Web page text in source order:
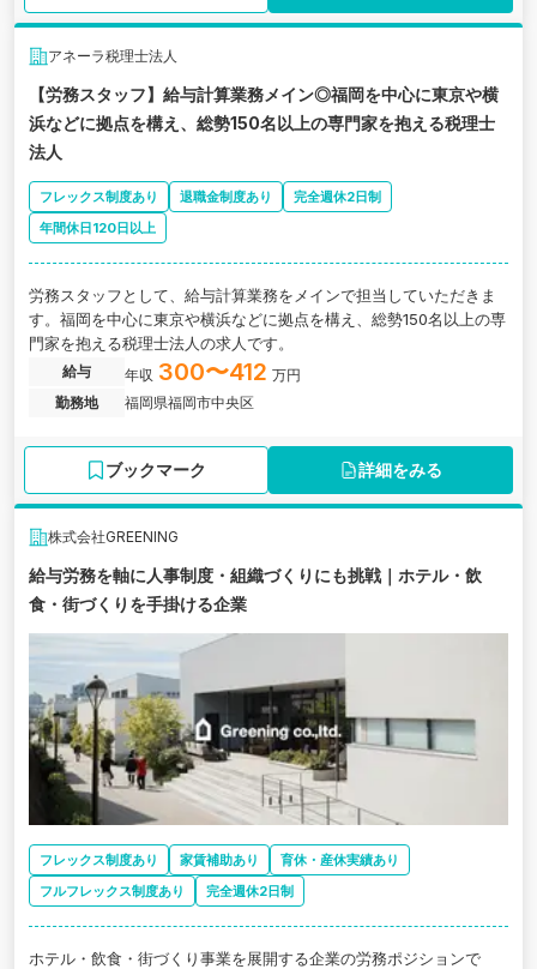
アネーラ税理士法人
【労務スタッフ】給与計算業務メイン◎福岡を中心に東京や横
浜などに拠点を構え、総勢150名以上の専門家を抱える税理士
法人
フレックス制度あり 退職金制度あり
完全週休2日制
年間休日120日以上
労務スタッフとして、給与計算業務をメインで担当していただきま
す。福岡を中心に東京や横浜などに拠点を構え、総勢150名以上の専
門家を抱える税理士法人の求人です。
給与 年収 300〜412 万円
勤務地
福岡県福岡市中央区
ブックマーク 詳細をみる
株式会社GREENING
給与労務を軸に人事制度・組織づくりにも挑戦｜ホテル・飲
食・街づくりを手掛ける企業
フレックス制度あり 家賃補助あり
育休・産休実績あり
フルフレックス制度あり
完全週休2日制
ホテル・飲食・街づくり事業を展開する企業の労務ポジションで